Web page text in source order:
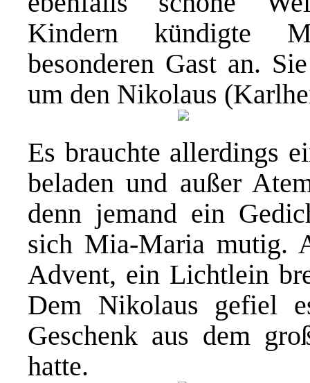
Kindern kündigte
besonderen Gast an.
um den Nikolaus
Es brauchte allerdings
beladen und außer
denn jemand ein
sich Mia-Maria mutig.
Advent, ein Lichtlein
Dem Nikolaus gefiel
Geschenk aus dem
hatte.